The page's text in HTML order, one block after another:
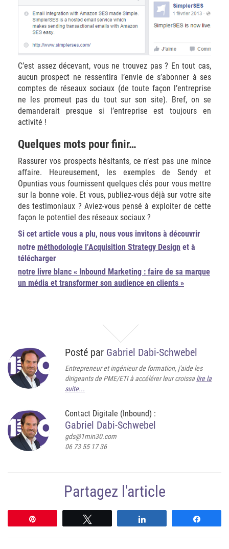
C’est assez décevant, vous ne trouvez pas ? En tout cas,
aucun prospect ne ressentira l’envie de s’abonner à ses
comptes de réseaux sociaux (de toute façon l’entreprise
ne les promeut pas du tout sur son site). Bref, on se
demanderait presque si l’entreprise est toujours en
activité !
Quelques mots pour finir…
Rassurer vos prospects hésitants, ce n’est pas une mince
affaire. Heureusement, les exemples de Sendy et
Opuntias vous fournissent quelques clés pour vous mettre
sur la bonne voie. Et vous, publiez-vous déjà sur votre site
des testimoniaux ? Aviez-vous pensé à exploiter de cette
façon le potentiel des réseaux sociaux ?
Si cet article vous a plu, nous vous invitons à découvrir
notre méthodologie l’Acquisition Strategy Design et à
télécharger
notre livre blanc « Inbound Marketing : faire de sa marque
un média et transformer son audience en clients »
Posté par Gabriel Dabi-Schwebel
Entrepreneur et ingénieur de formation, j'aide les
dirigeants de PME/ETI à accélérer leur croissa lire la
suite...
Contact Digitale (Inbound) :
Gabriel Dabi-Schwebel
gds@1min30.com
06 73 55 17 36
Partagez l'article